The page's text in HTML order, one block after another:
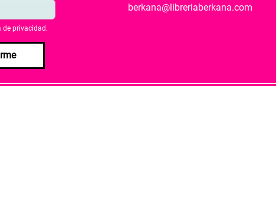
de privacidad .
berkana@libreriaberkana.com